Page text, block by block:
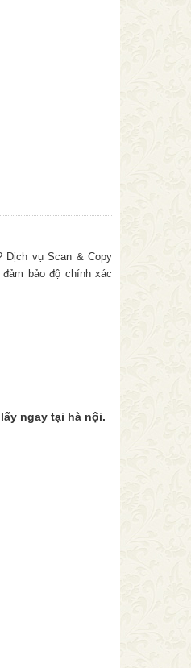
Dịch vụ Scan & Copy
bảo độ chính xác
ngay tại hà nội.